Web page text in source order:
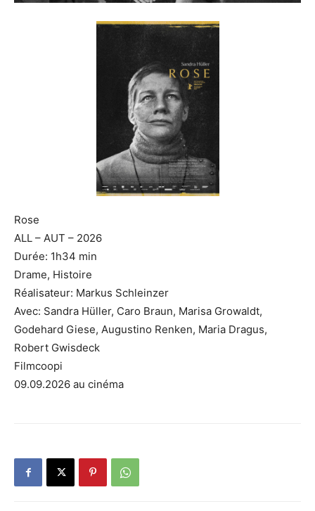
Rose
ALL – AUT – 2026
Durée: 1h34 min
Drame, Histoire
Réalisateur: Markus Schleinzer
Avec: Sandra Hüller, Caro Braun, Marisa Growaldt,
Godehard Giese, Augustino Renken, Maria Dragus,
Robert Gwisdeck
Filmcoopi
09.09.2026 au cinéma